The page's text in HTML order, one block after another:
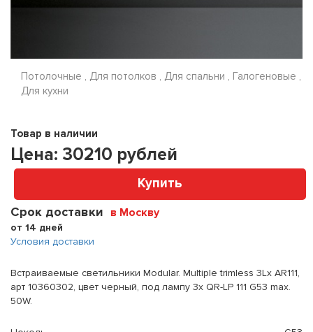
Потолочные , Для потолков , Для спальни , Галогеновые ,
Для кухни
Товар в наличии
Цена: 30210 рублей
Купить
Срок доставки в Москву
от 14 дней
Условия доставки
Встраиваемые светильники Modular. Multiple trimless 3Lx AR111,
арт 10360302, цвет черный, под лампу 3x QR-LP 111 G53 max.
50W.